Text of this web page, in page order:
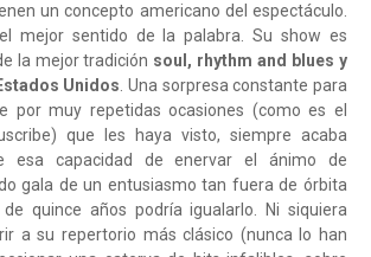
un concepto americano del espectáculo.
mejor sentido de la palabra. Su show es
la mejor tradición soul, rhythm and blues y
Unidos. Una sorpresa constante para
por muy repetidas ocasiones (como es el
que les haya visto, siempre acaba
esa capacidad de enervar el ánimo de
gala de un entusiasmo tan fuera de órbita
quince años podría igualarlo. Ni siquiera
a su repertorio más clásico (nunca lo han